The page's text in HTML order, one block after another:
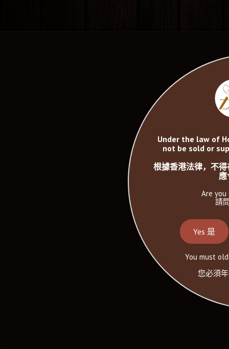
Under the law of
not be sold or
根據香港法律，不
應
Are
請
Yes 是
You must
您必須